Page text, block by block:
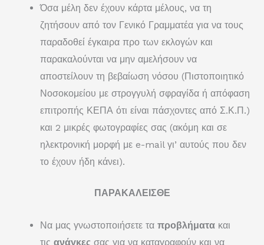
Όσα μέλη δεν έχουν κάρτα μέλους, να τη
ζητήσουν από τον Γενικό Γραμματέα για να τους
παραδοθεί έγκαιρα προ των εκλογών και
παρακαλούνται να μην αμελήσουν να
αποστείλουν τη βεβαίωση νόσου (Πιστοποιητικό
Νοσοκομείου με στρογγυλή σφραγίδα ή απόφαση
επιτροπής ΚΕΠΑ ότι είναι πάσχοντες από Σ.Κ.Π.)
και 2 μικρές φωτογραφίες σας (ακόμη και σε
ηλεκτρονική μορφή με e-mail γι’ αυτούς που δεν
το έχουν ήδη κάνει).
ΠΑΡΑΚΑΛΕΙΣΘΕ
Να μας γνωστοποιήσετε τα προβλήματα και
τις ανάγκες σας για να καταγραφούν και να